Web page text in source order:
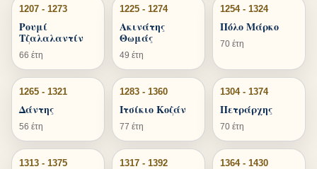
1207 - 1273
Ρουμί
Τζαλαλαντίν
66 έτη
1225 - 1274
Ακινάτης
Θωμάς
49 έτη
1254 - 1324
Πόλο Μάρκο
70 έτη
1265 - 1321
Δάντης
56 έτη
1283 - 1360
Ιτσίκιο Κοζάν
77 έτη
1304 - 1374
Πετράρχης
70 έτη
1313 - 1375 1317 - 1392 1364 - 1430